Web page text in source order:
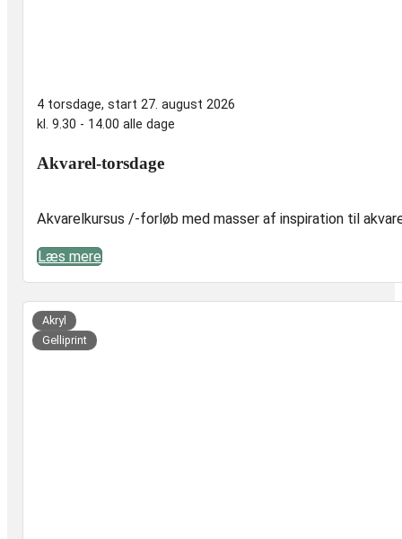
4 torsdage, start 27. august 2026
kl. 9.30 - 14.00 alle dage
Akvarel-torsdage
Akvarelkursus /-forløb med masser af inspiration til
Læs mere
Akryl
Gelliprint